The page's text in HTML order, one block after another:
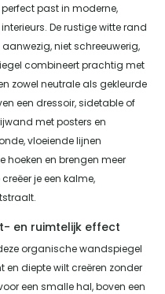
past in moderne,
De rustige witte rand
niet schreeuwerig,
combineert prachtig met
zowel neutrale als gekleurde
een dressoir, sidetable of
met posters en
vloeiende lijnen
hoeken en brengen meer
je een kalme,
en ruimtelijk effect
organische wandspiegel
en diepte wilt creëren zonder
een smalle hal, boven een